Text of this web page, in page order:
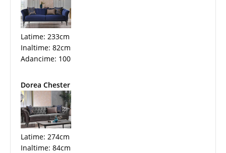
Latime: 233cm
Inaltime: 82cm
Adancime: 100
Dorea Chester
Latime: 274cm
Inaltime: 84cm